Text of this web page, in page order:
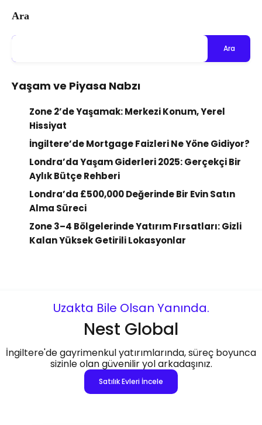
Ara
Ara
Yaşam ve Piyasa Nabzı
Zone 2’de Yaşamak: Merkezi Konum, Yerel
Hissiyat
İngiltere’de Mortgage Faizleri Ne Yöne Gidiyor?
Londra’da Yaşam Giderleri 2025: Gerçekçi Bir
Aylık Bütçe Rehberi
Londra’da £500,000 Değerinde Bir Evin Satın
Alma Süreci
Zone 3–4 Bölgelerinde Yatırım Fırsatları: Gizli
Kalan Yüksek Getirili Lokasyonlar
Uzakta Bile Olsan Yanında.
Nest Global
İngiltere'de gayrimenkul yatırımlarında, süreç boyunca
sizinle olan güvenilir yol arkadaşınız.
Satılık Evleri İncele